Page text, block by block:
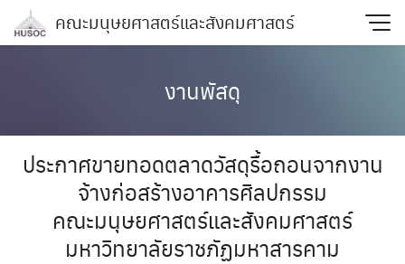
คณะมนุษยศาสตร์และสังคมศาสตร์
งานพัสดุ
ประกาศขายทอดตลาดวัสดุรื้อถอนจากงาน
จ้างก่อสร้างอาคารศิลปกรรม
คณะมนุษยศาสตร์และสังคมศาสตร์
มหาวิทยาลัยราชภัฏมหาสารคาม